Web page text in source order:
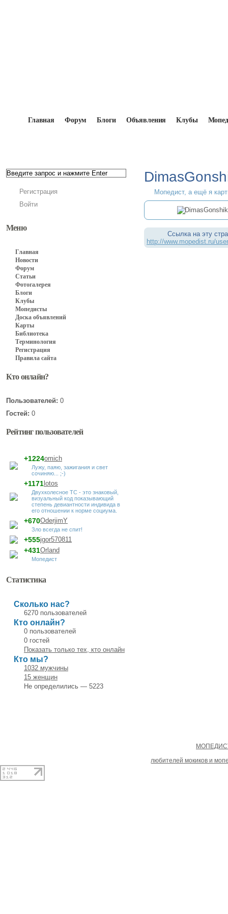
Главная Форум Блоги Объявления Клубы
Регистрация
Войти
Меню
Главная
Новости
Форум
Статьи
Фотогалерея
Блоги
Клубы
Мопедисты
Доска объявлений
Карты
Библиотека
Терминология
Регистрация
Правила сайта
Кто онлайн?
Пользователей: 0
Гостей: 0
Рейтинг пользователей
omich
+1224
Лужу, паяю, зажигания и свет
сочиняю... ;-)
lotos
+1171
Двухколесное ТС - это знаковый,
визуальный код показывающий
степень девиантности индивида в
его отношении к норме социума.
OderjimY
+670
Зло всегда не спит!
jgor570811
+555
Orland
+431
Мопедист
Статистика
Сколько нас?
6270 пользователей
Кто онлайн?
0 пользователей
0 гостей
Показать только тех, кто онлайн
Кто мы?
1032 мужчины
15 женщин
Не определились — 5223
Мопедист, а ещё я
Ссылка на эту
http://www.mopedist.ru/
любителей мокиков и